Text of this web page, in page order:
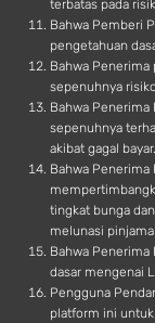
terbatas pada
Bahwa Pemberi
pengetahuan
Bahwa
sepenuhnya
Bahwa
sepenuhnya
akibat gagal bayar.
Bahwa
tingkat bunga
melunasi
Bahwa
dasar mengenai
Pengguna
platform ini